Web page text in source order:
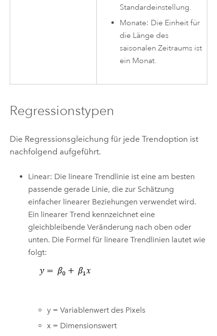
Standardeinstellung.
Monate: Die Einheit für
die Länge des
saisonalen Zeitraums ist
ein Monat.
Regressionstypen
Die Regressionsgleichung für jede Trendoption ist
nachfolgend aufgeführt.
Linear: Die lineare Trendlinie ist eine am besten
passende gerade Linie, die zur Schätzung
einfacher linearer Beziehungen verwendet wird.
Ein linearer Trend kennzeichnet eine
gleichbleibende Veränderung nach oben oder
unten. Die Formel für lineare Trendlinien lautet wie
folgt:
y = Variablenwert des Pixels
x = Dimensionswert